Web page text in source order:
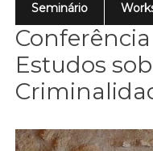
Seminário
Estudos